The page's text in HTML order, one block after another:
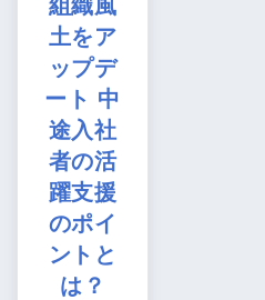
組織風
土をア
ップデ
ート 中
途入社
者の活
躍支援
のポイ
ントと
は？